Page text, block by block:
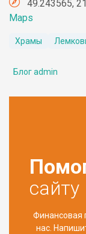
49.243565,
Maps
Храмы
Блог admin
сайту
Финансовая
нас.